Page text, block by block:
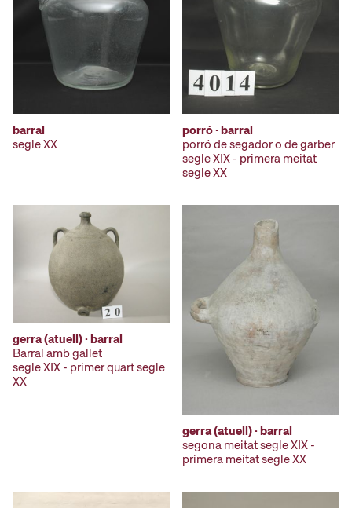
barral
segle XX
porró · barral
porró de segador o de garber
segle XIX - primera meitat
segle XX
gerra (atuell) · barral
Barral amb gallet
segle XIX - primer quart segle
XX
gerra (atuell) · barral
segona meitat segle XIX -
primera meitat segle XX